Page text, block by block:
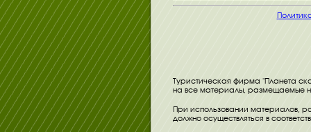
Туристическая фирма "Планета
на все материалы, размещаемые
При использовании материалов,
должно осуществляться в